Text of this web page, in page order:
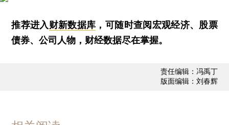
推荐进入 财新数据库 ，可随时查阅宏观经济、股票
债券、公司人物，财经数据尽在掌握。
责任编辑：冯禹丁
版面编辑：刘春辉